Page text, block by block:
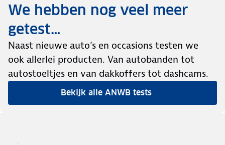
We hebben nog veel meer
getest…
Naast nieuwe auto’s en occasions testen we
ook allerlei producten. Van autobanden tot
autostoeltjes en van dakkoffers tot dashcams.
Bekijk alle ANWB tests